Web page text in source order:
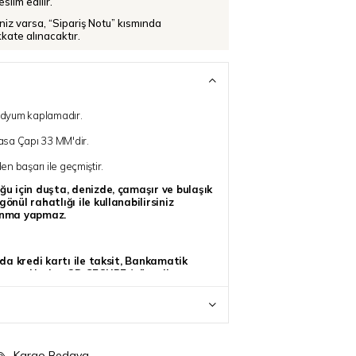
varsa, “Sipariş Notu” kısmında
alınacaktır.
kaplamadır.
Çapı 33 MM'dir.
başarı ile geçmiştir.
için duşta, denizde, çamaşır ve bulaşık
rahatlığı ile kullanabilirsiniz
yapmaz.
kredi kartı ile taksit, Bankamatik
ve 3D SECURE (güvenli
siparişler de ertesi gün kargoya